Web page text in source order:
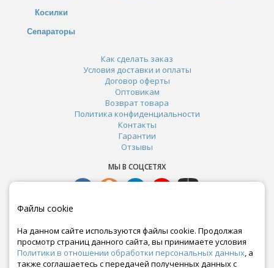
Косилки
Сепараторы
Как сделать заказ
Условия доставки и оплаты
Договор оферты
Оптовикам
Возврат товара
Политика конфиденциальности
Контакты
Гарантии
Отзывы
МЫ В СОЦСЕТЯХ
Файлы cookie
На данном сайте используются файлы cookie. Продолжая
просмотр страниц данного сайта, вы принимаете условия
Политики в отношении обработки персональных данных, а
также соглашаетесь с передачей полученных данных с